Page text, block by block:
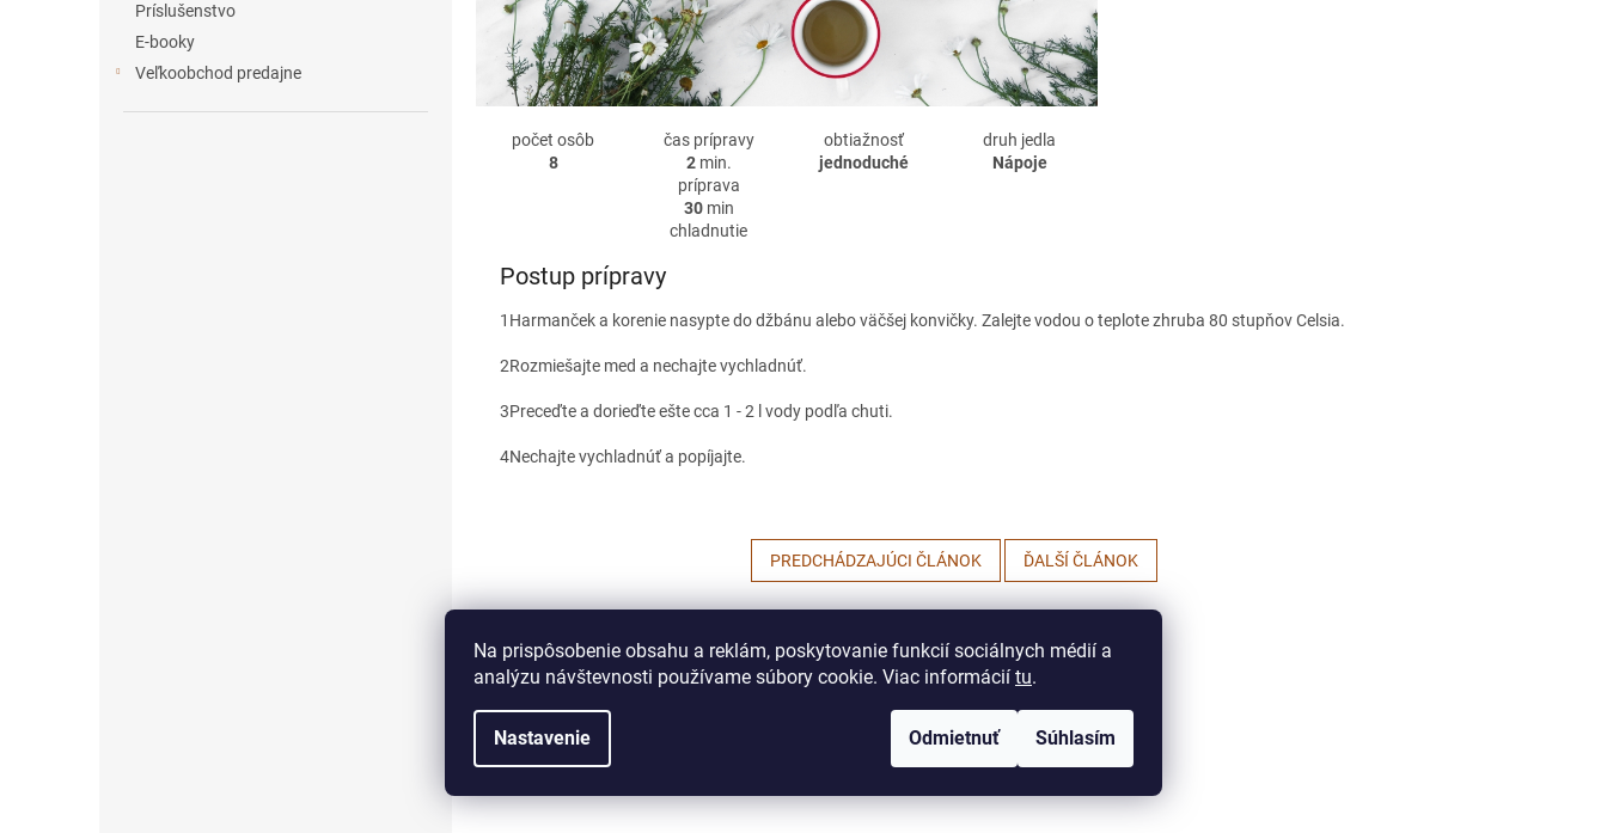
Na prispôsobenie obsahu a reklám, poskytovanie funkcií sociálnych médií a
analýzu návštevnosti používame súbory cookie. Viac informácií tu.
Nastavenie Odmietnuť Súhlasím
Príslušenstvo
E-booky
Veľkoobchod predajne
počet osôb
8
čas prípravy
2min.
príprava
30min
chladnutie
obtiažnosť
jednoduché
druh jedla
Nápoje
Postup prípravy
1 Harmanček a korenie nasypte do džbánu alebo väčšej konvičky. Zalejte vodou o teplote zhruba 80 stupňov Celsia.
2Rozmiešajte med a nechajte vychladnúť.
3Preceďte a dorieďte ešte cca 1 - 2 l vody podľa chuti.
4Nechajte vychladnúť a popíjajte.
PREDCHÁDZAJÚCI ČLÁNOK ĎALŠÍ ČLÁNOK